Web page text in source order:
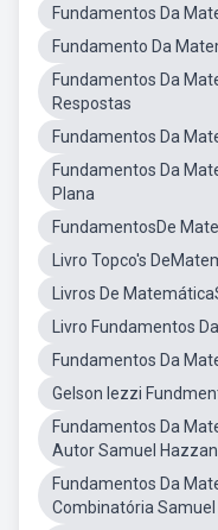
Fundamentos Da
Fundamento Da
Fundamentos Da
Respostas
Fundamentos Da
Fundamentos Da
Plana
FundamentosDe
Livro Topco's
Livros De
Livro Fundamentos
Fundamentos Da
Gelson Iezzi
Fundamentos Da
Autor Samuel Hazzan
Fundamentos Da
Combinatória